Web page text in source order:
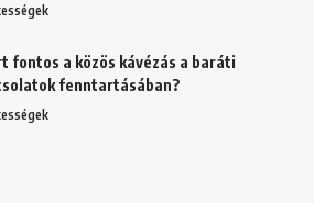
fontos a közös kávézás a baráti
fenntartásában?